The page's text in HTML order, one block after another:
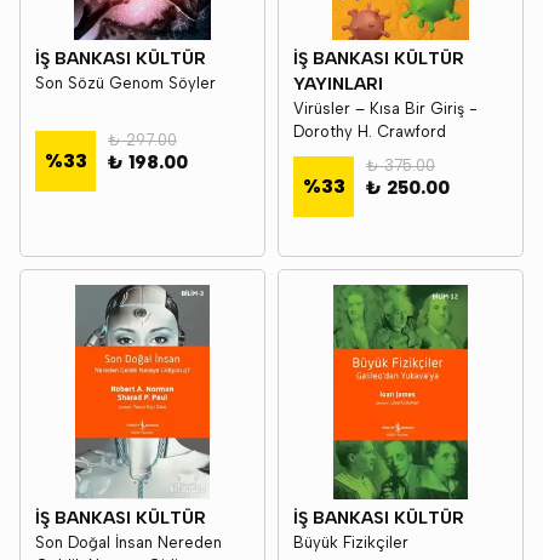
İŞ BANKASI KÜLTÜR
Son Sözü Genom Söyler
%33
₺ 297.00
₺ 198.00
İŞ BANKASI KÜLTÜR
YAYINLARI
Virüsler – Kısa Bir Giriş -
Dorothy H. Crawford
%33
₺ 375.00
₺ 250.00
İŞ BANKASI KÜLTÜR
Son Doğal İnsan Nereden
İŞ BANKASI KÜLTÜR
Büyük Fizikçiler